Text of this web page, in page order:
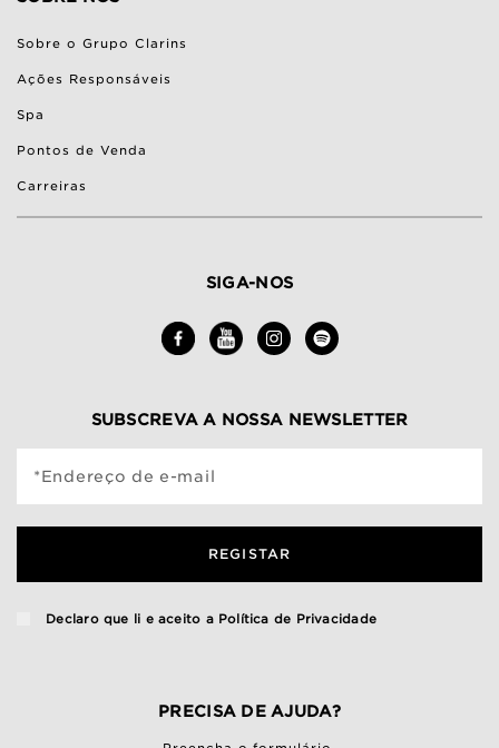
Sobre o Grupo Clarins
Ações Responsáveis
Spa
Pontos de Venda
Carreiras
SIGA-NOS
SUBSCREVA A NOSSA NEWSLETTER
*Endereço de e-mail
REGISTAR
Declaro que li e aceito a Política de Privacidade
PRECISA DE AJUDA?